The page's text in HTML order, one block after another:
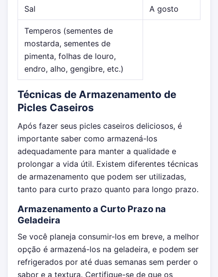
Sal A gosto
Temperos (sementes de
mostarda, sementes de
pimenta, folhas de louro,
endro, alho, gengibre, etc.)
Técnicas de Armazenamento de
Picles Caseiros
Após fazer seus picles caseiros deliciosos, é
importante saber como armazená-los
adequadamente para manter a qualidade e
prolongar a vida útil. Existem diferentes técnicas
de armazenamento que podem ser utilizadas,
tanto para curto prazo quanto para longo prazo.
Armazenamento a Curto Prazo na
Geladeira
Se você planeja consumir-los em breve, a melhor
opção é armazená-los na geladeira, e podem ser
refrigerados por até duas semanas sem perder o
sabor e a textura. Certifique-se de que os